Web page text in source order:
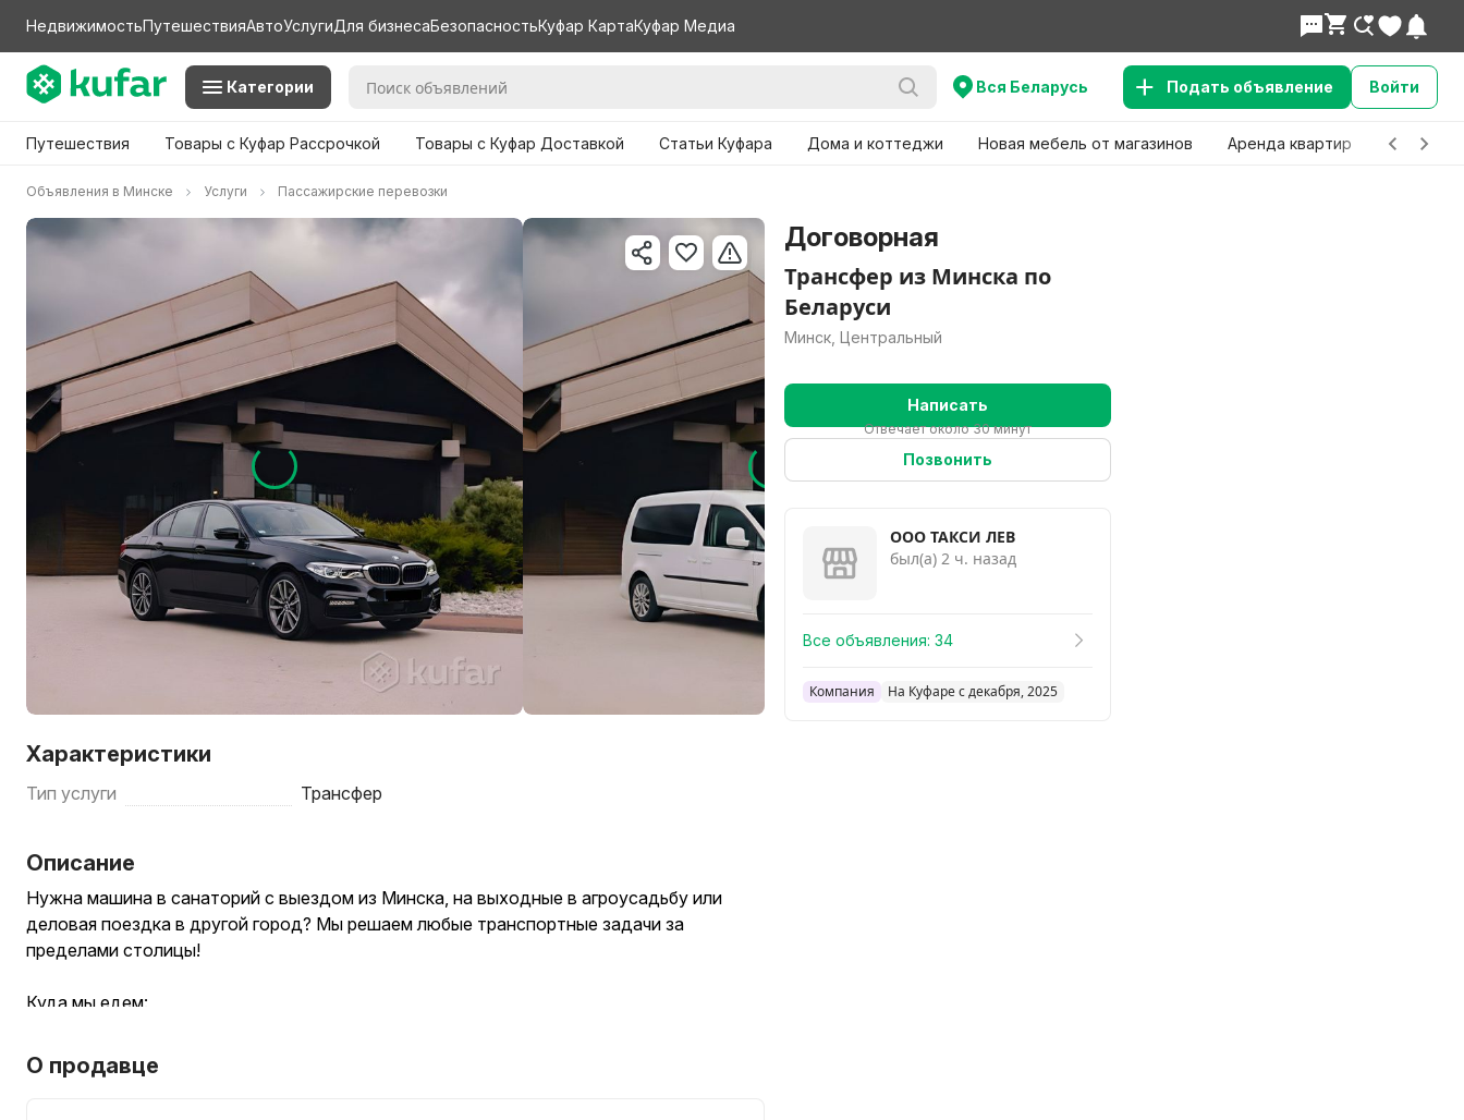
НедвижимостьПутешествияАвтоУслугиДля бизнесаБезопасностьКуфар КартаКуфар Медиа
Категории Вся Беларусь Подать объявление Войти
Путешествия Товары с Куфар Рассрочкой Товары с Куфар Доставкой Статьи Куфара Дома и коттеджи Новая мебель от магазинов Аренда квартир Детские
Объявления в Минске Услуги Пассажирские перевозки
Характеристики
Тип услуги Трансфер
Описание
Нужна машина в санаторий с выездом из Минска, на выходные в агроусадьбу или
деловая поездка в другой город? Мы решаем любые транспортные задачи за
пределами столицы!
Куда мы едем:
В санатории и оздоровительные центры: Солнечный, Беларусь, Боровое, Криница,
Ружанский и другие.
О продавце
Договорная
Трансфер из Минска по
Беларуси
Минск, Центральный
Написать
Отвечает около 30 минут
Позвонить
ООО ТАКСИ ЛЕВ
был(а) 2 ч. назад
Все объявления: 34
Компания На Куфаре с декабря, 2025